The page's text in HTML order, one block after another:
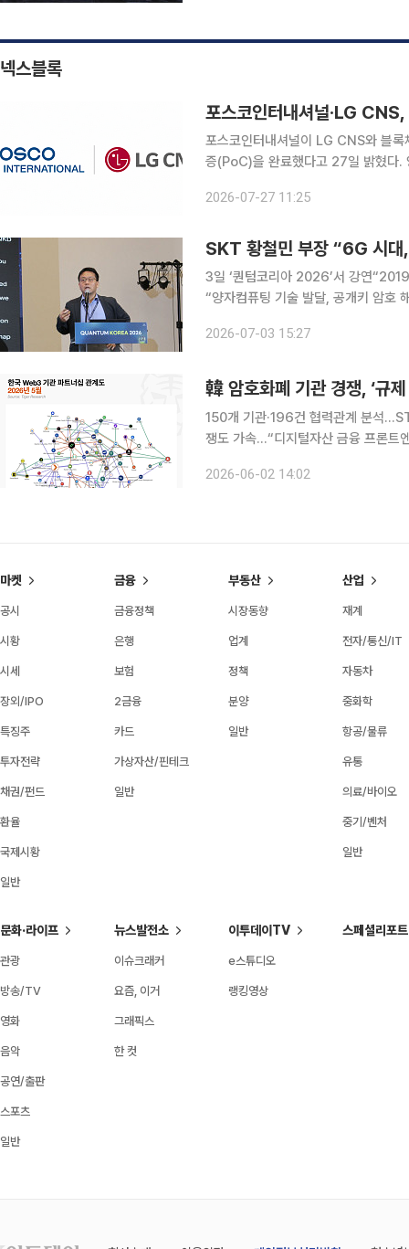
넥스블록
포스코인터내셔널·LG
포스코인터내셔널이 LG CNS와 블록
증(PoC)을 완료했다고 27일 밝혔다.
2026-07-27 11:25
SKT 황철민 부장 “6G 시대
3일 ‘퀀텀코리아 2026’서 강연
“양자컴퓨팅 기술 발달, 공개키 암호 해
인공지능(AI)과 연결되는 초연결 사회
2026-07-03 15:27
韓 암호화폐 기관 경쟁, ‘규
150개 기관·196건 협력관계 분석
쟁도 가속…“디지털자산 금융 프론트
기관들의 암호화폐 시장 진출 총정리
2026-06-02 14:02
마켓
공시
시황
시세
장외/IPO
특징주
투자전략
채권/펀드
환율
국제시황
일반
금융
금융정책
은행
보험
2금융
카드
가상자산/핀테크
일반
부동산
시장동향
업계
정책
분양
일반
산업
재계
전자/통신/IT
자동차
중화학
항공/물류
유통
의료/바이오
중기/벤처
일반
문화·라이프
관광
방송/TV
영화
음악
공연/출판
스포츠
일반
뉴스발전소
이슈크래커
요즘, 이거
그래픽스
한 컷
이투데이TV
e스튜디오
랭킹영상
스페셜리포트